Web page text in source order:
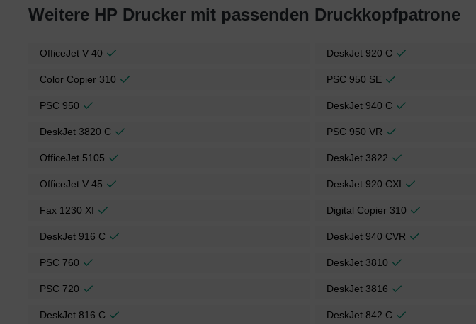
Weitere HP Drucker mit passenden Druckkopfpatrone
OfficeJet V 40 DeskJet 920 C
Color Copier 310 PSC 950 SE
PSC 950 DeskJet 940 C
DeskJet 3820 C PSC 950 VR
OfficeJet 5105 DeskJet 3822
OfficeJet V 45 DeskJet 920 CXI
Fax 1230 XI Digital Copier 310
DeskJet 916 C DeskJet 940 CVR
PSC 760 DeskJet 3810
PSC 720 DeskJet 3816
DeskJet 816 C DeskJet 842 C